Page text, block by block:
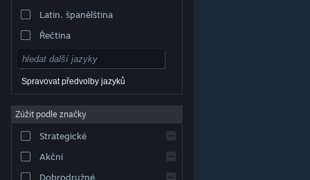
© Valve Corporation. Všechna práva vyhrazena.
příslušných subjektů v USA a dalších zemích.
Smlouva o užívání služby Steam
Cookies
Latin. španělština
Řečtina
Spravovat předvolby jazyků
Zúžit podle značky
Strategické
Akční
Dobrodružné